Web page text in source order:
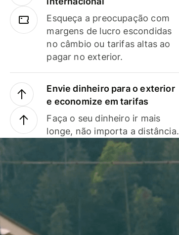
Esqueça a preocupação com
margens de lucro escondidas
no câmbio ou tarifas altas ao
pagar no exterior.
Envie dinheiro para o exterior
e economize em tarifas
Faça o seu dinheiro ir mais
longe, não importa a distância.